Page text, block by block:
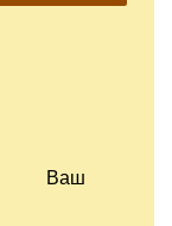
Ваш